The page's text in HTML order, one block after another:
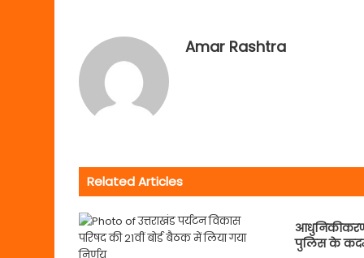
Amar Rashtra
Related Articles
आधुनिकीकरण
पुलिस के